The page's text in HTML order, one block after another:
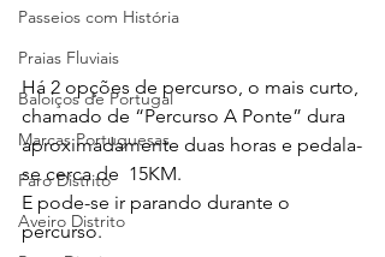
Passeios com História
Praias Fluviais
Baloiços de Portugal
Marcas Portuguesas
Faro Distrito
Aveiro Distrito
Há 2 opções de percurso, o mais curto,
chamado de “Percurso A Ponte” dura
aproximadamente duas horas e pedala-
se cerca de  15KM.
E pode-se ir parando durante o
percurso.